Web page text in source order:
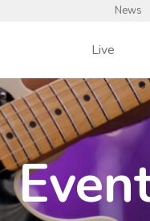
News
Live